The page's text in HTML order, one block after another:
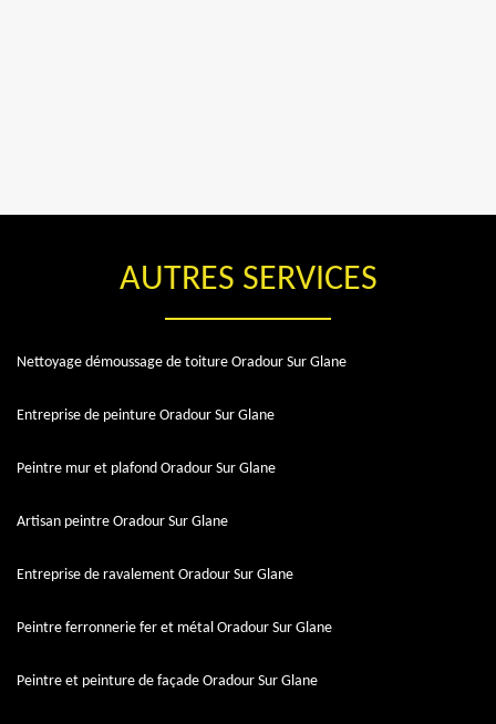
AUTRES SERVICES
Nettoyage démoussage de toiture Oradour Sur Glane
Entreprise de peinture Oradour Sur Glane
Peintre mur et plafond Oradour Sur Glane
Artisan peintre Oradour Sur Glane
Entreprise de ravalement Oradour Sur Glane
Peintre ferronnerie fer et métal Oradour Sur Glane
Peintre et peinture de façade Oradour Sur Glane